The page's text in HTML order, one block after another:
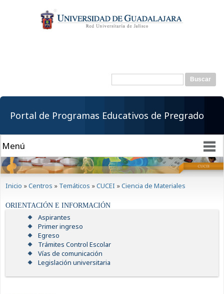
contenido
principal
Formulario de
Buscar
Portal de Programas Educativos de Pregrado
Inicio »Centros » Temáticos »CUCEI »Ciencia de Materiales
ORIENTACIÓN E INFORMACIÓN
Aspirantes
Primer ingreso
Egreso
Trámites Control Escolar
Vías de comunicación
Legislación universitaria